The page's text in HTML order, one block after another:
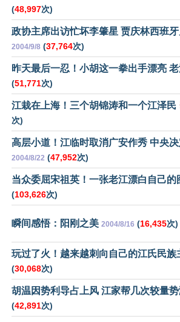
(48,997次)
政协主席出访忙坏李肇星 贾庆林西班
2004/9/8 (37,764次)
昨天最后一忍！小胡这一拳出手漂亮
(51,771次)
江栽在上海！三个胡锦涛和一个江泽民
次)
高层小道！江临时取消广安作秀 中央
2004/8/22 (47,952次)
当众委屈宋祖英！一张老江漂白自己的
(103,626次)
瞬间感悟：阳刚之美 2004/8/16 (16,435次)
玩过了火！越来越刺向自己的江氏民族
(30,068次)
胡温因势利导占上风 江家帮几次较量
(42,891次)